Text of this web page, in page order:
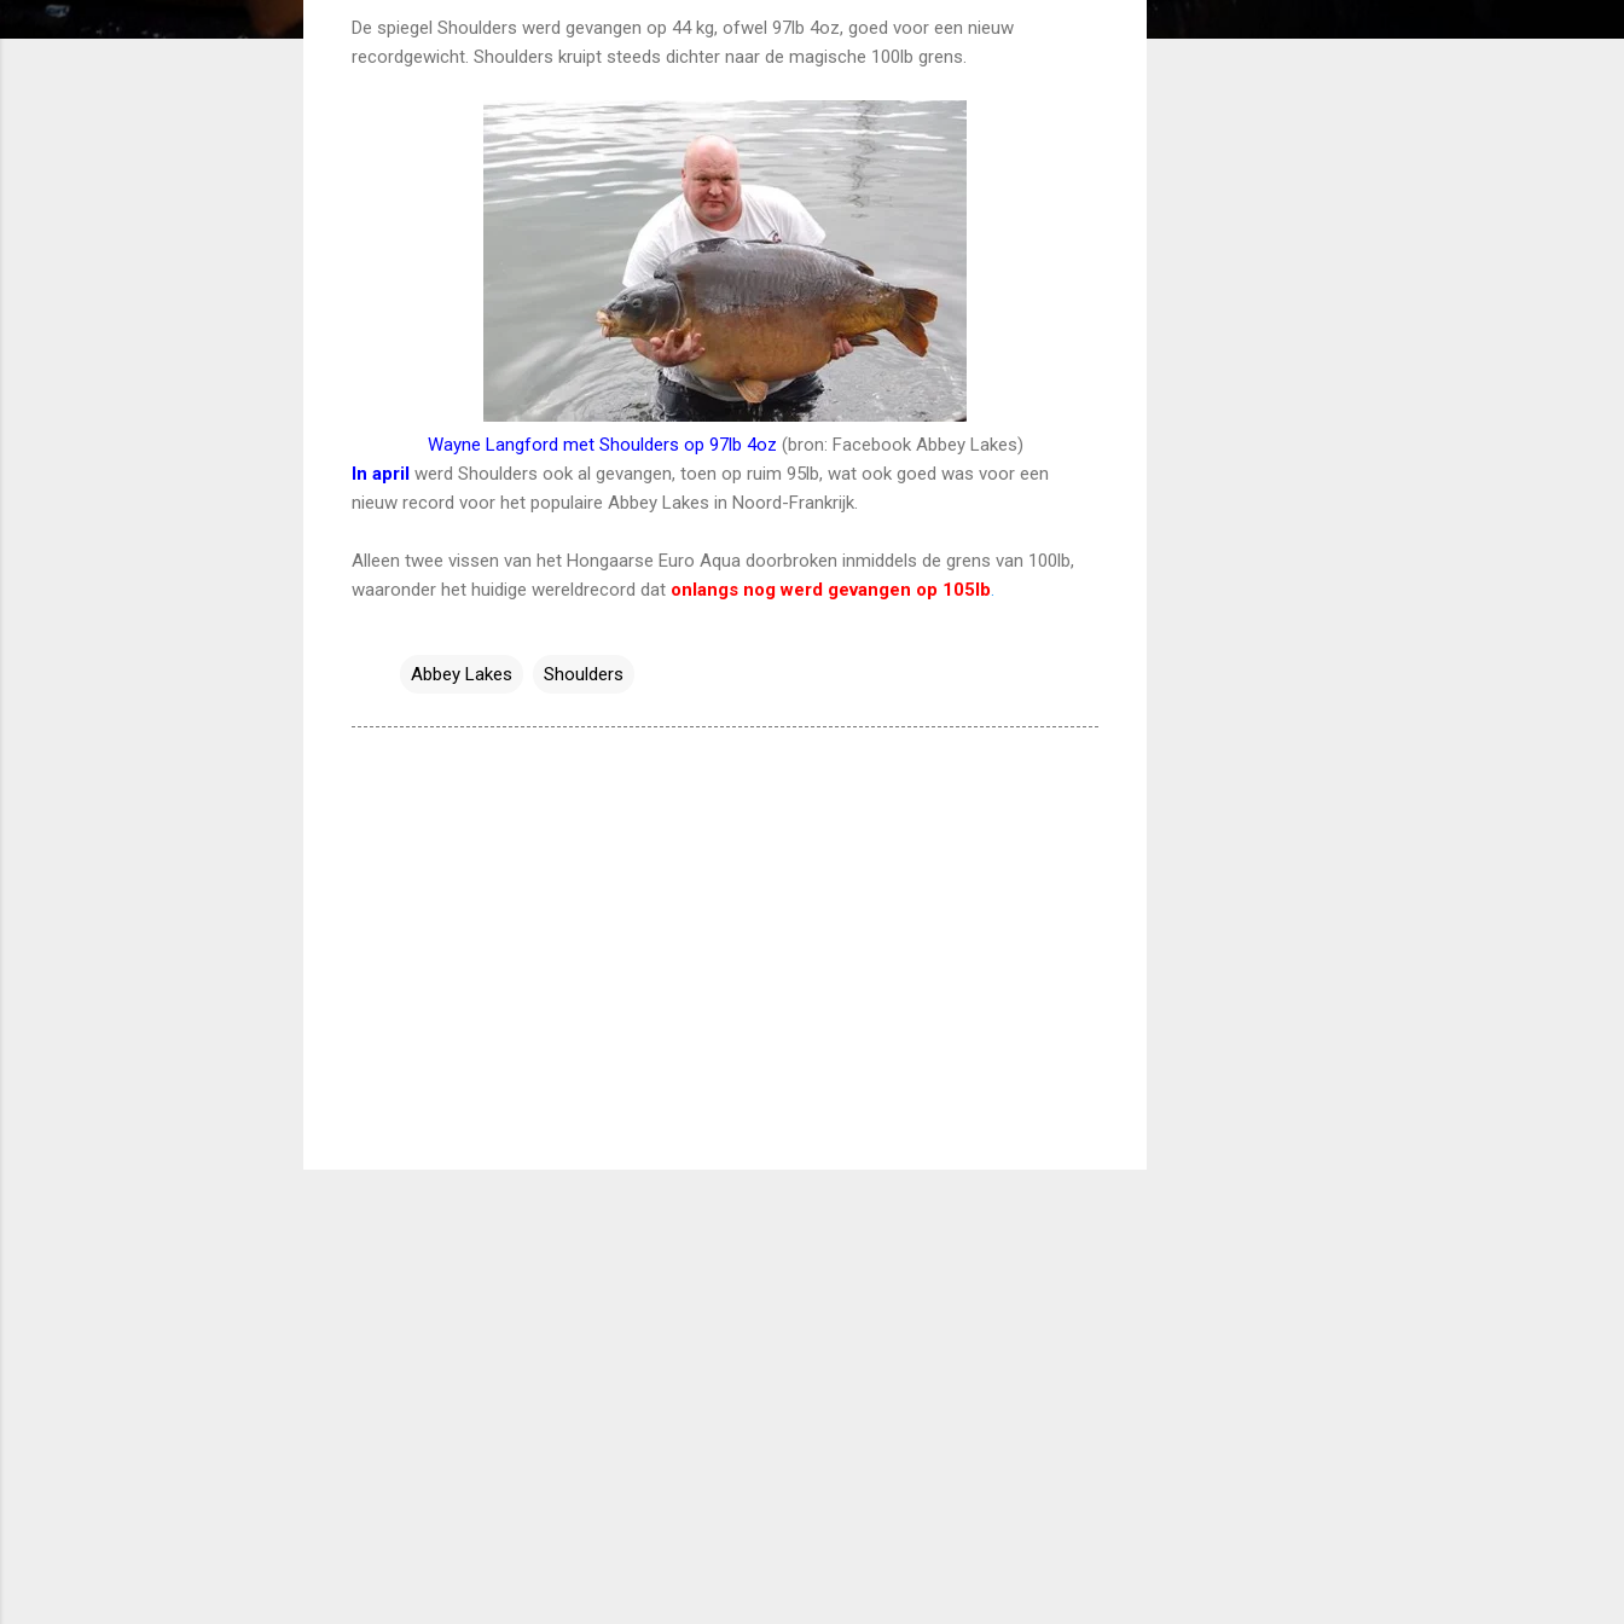
De spiegel Shoulders werd gevangen op 44 kg, ofwel 97lb 4oz, goed voor een nieuw
recordgewicht. Shoulders kruipt steeds dichter naar de magische 100lb grens.
Wayne Langford met Shoulders op 97lb 4oz (bron: Facebook Abbey Lakes)
In april werd Shoulders ook al gevangen, toen op ruim 95lb, wat ook goed was voor een
nieuw record voor het populaire Abbey Lakes in Noord-Frankrijk.
Alleen twee vissen van het Hongaarse Euro Aqua doorbroken inmiddels de grens van 100lb,
waaronder het huidige wereldrecord dat onlangs nog werd gevangen op 105lb
Abbey Lakes Shoulders